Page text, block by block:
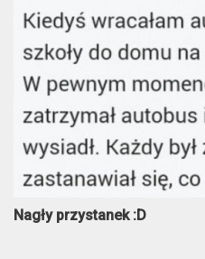
Nagły przystanek :D